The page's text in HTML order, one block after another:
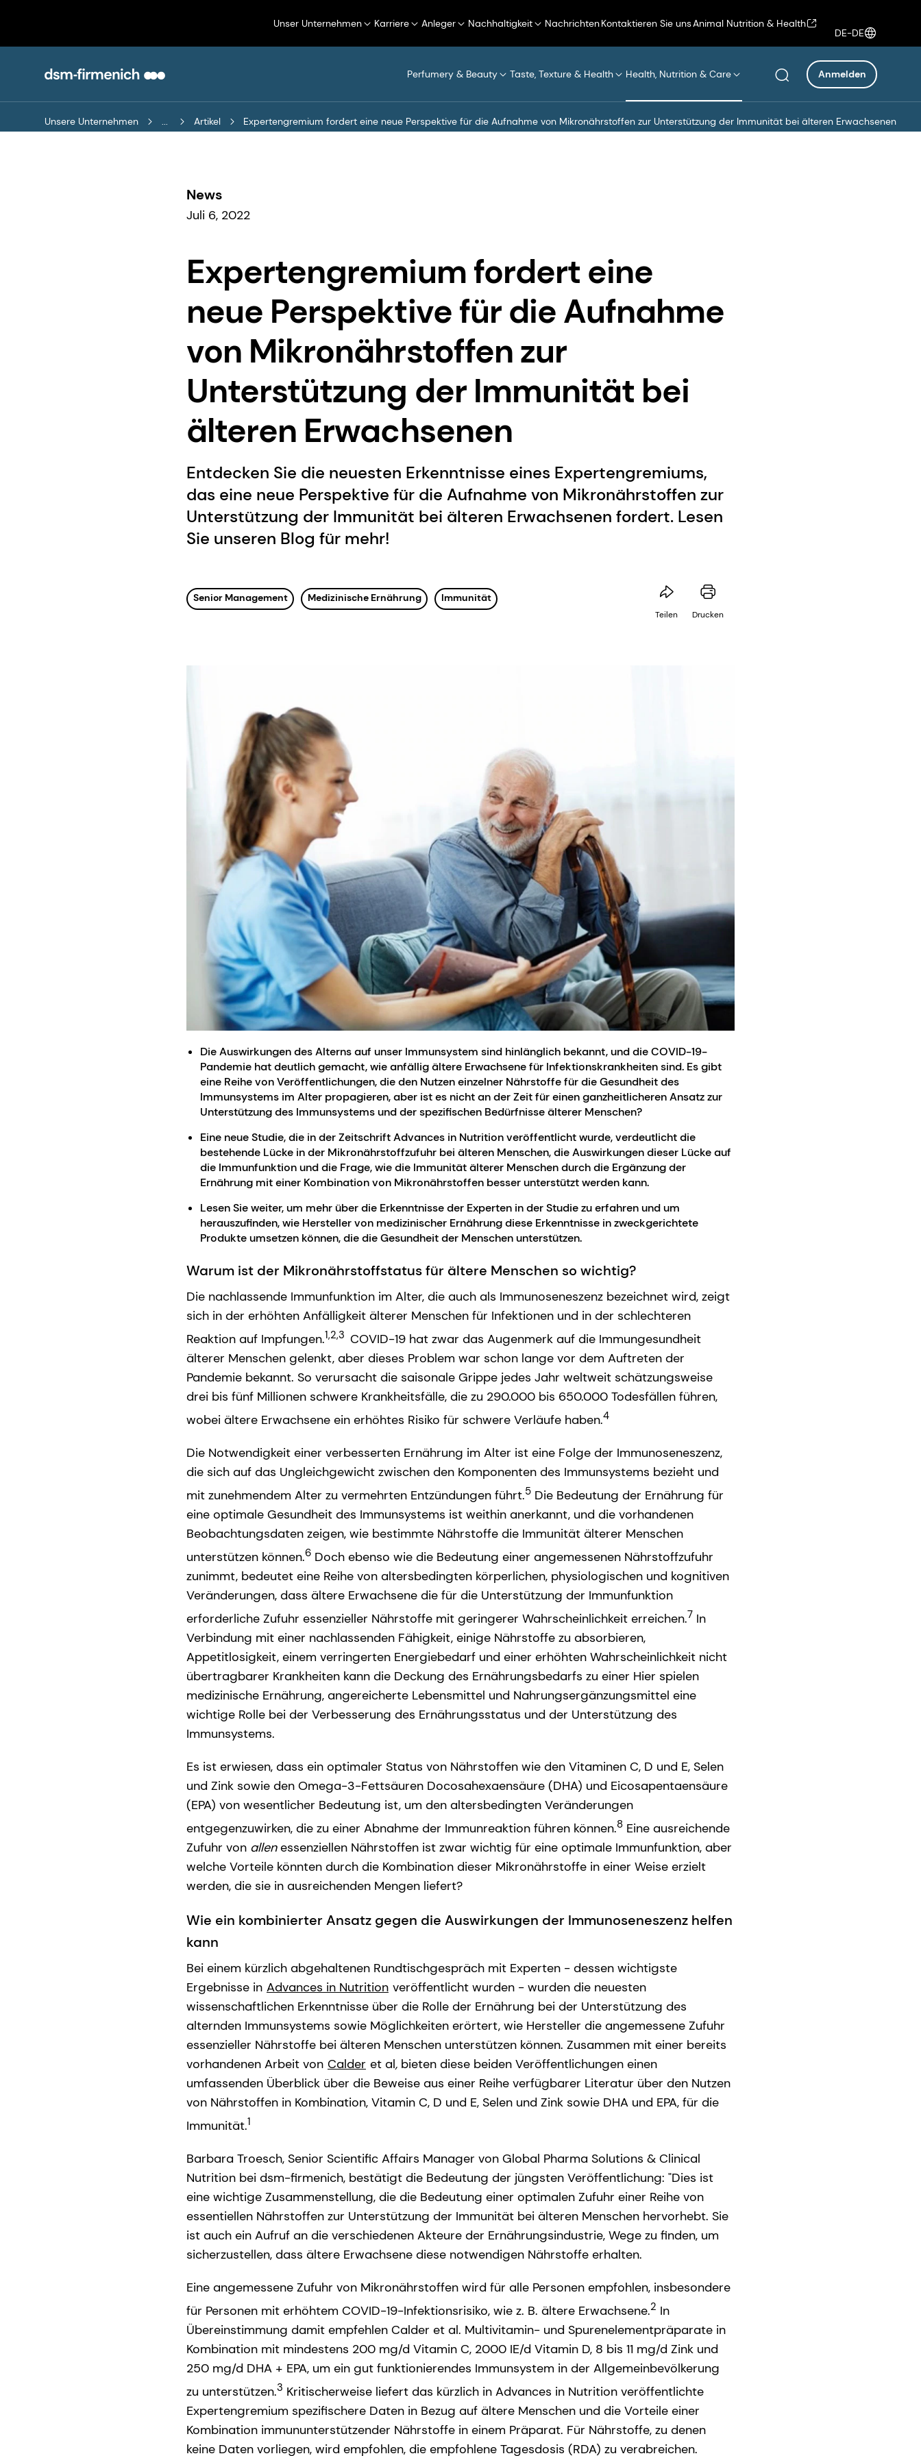
Unser Unternehmen Karriere Anleger Nachhaltigkeit NachrichtenKontaktieren Sie unsAnimal Nutrition & Health
DE-DE
Perfumery & Beauty Taste, Texture & Health Health, Nutrition & Care Anmelden
Unsere Unternehmen ... Artikel Expertengremium fordert eine neue Perspektive für die Aufnahme von Mikronährstoffen zur Unterstützung der Immunität bei älteren Erwachsenen
News
Juli 6, 2022
Expertengremium fordert eine
neue Perspektive für die Aufnahme
von Mikronährstoffen zur
Unterstützung der Immunität bei
älteren Erwachsenen
Entdecken Sie die neuesten Erkenntnisse eines Expertengremiums,
das eine neue Perspektive für die Aufnahme von Mikronährstoffen zur
Unterstützung der Immunität bei älteren Erwachsenen fordert. Lesen
Sie unseren Blog für mehr!
Senior Management Medizinische Ernährung Immunität
Teilen Drucken
Die Auswirkungen des Alterns auf unser Immunsystem sind hinlänglich bekannt, und die COVID-19-
Pandemie hat deutlich gemacht, wie anfällig ältere Erwachsene für Infektionskrankheiten sind. Es gibt
eine Reihe von Veröffentlichungen, die den Nutzen einzelner Nährstoffe für die Gesundheit des
Immunsystems im Alter propagieren, aber ist es nicht an der Zeit für einen ganzheitlicheren Ansatz zur
Unterstützung des Immunsystems und der spezifischen Bedürfnisse älterer Menschen?
Eine neue Studie, die in der Zeitschrift Advances in Nutrition veröffentlicht wurde, verdeutlicht die
bestehende Lücke in der Mikronährstoffzufuhr bei älteren Menschen, die Auswirkungen dieser Lücke auf
die Immunfunktion und die Frage, wie die Immunität älterer Menschen durch die Ergänzung der
Ernährung mit einer Kombination von Mikronährstoffen besser unterstützt werden kann.
Lesen Sie weiter, um mehr über die Erkenntnisse der Experten in der Studie zu erfahren und um
herauszufinden, wie Hersteller von medizinischer Ernährung diese Erkenntnisse in zweckgerichtete
Produkte umsetzen können, die die Gesundheit der Menschen unterstützen.
Warum ist der Mikronährstoffstatus für ältere Menschen so wichtig?
Die nachlassende Immunfunktion im Alter, die auch als Immunoseneszenz bezeichnet wird, zeigt
sich in der erhöhten Anfälligkeit älterer Menschen für Infektionen und in der schlechteren
Reaktion auf Impfungen.1,2,3 COVID-19 hat zwar das Augenmerk auf die Immungesundheit
älterer Menschen gelenkt, aber dieses Problem war schon lange vor dem Auftreten der
Pandemie bekannt. So verursacht die saisonale Grippe jedes Jahr weltweit schätzungsweise
drei bis fünf Millionen schwere Krankheitsfälle, die zu 290.000 bis 650.000 Todesfällen führen,
wobei ältere Erwachsene ein erhöhtes Risiko für schwere Verläufe haben.4
Die Notwendigkeit einer verbesserten Ernährung im Alter ist eine Folge der Immunoseneszenz,
die sich auf das Ungleichgewicht zwischen den Komponenten des Immunsystems bezieht und
mit zunehmendem Alter zu vermehrten Entzündungen führt.5 Die Bedeutung der Ernährung für
eine optimale Gesundheit des Immunsystems ist weithin anerkannt, und die vorhandenen
Beobachtungsdaten zeigen, wie bestimmte Nährstoffe die Immunität älterer Menschen
unterstützen können.6 Doch ebenso wie die Bedeutung einer angemessenen Nährstoffzufuhr
zunimmt, bedeutet eine Reihe von altersbedingten körperlichen, physiologischen und kognitiven
Veränderungen, dass ältere Erwachsene die für die Unterstützung der Immunfunktion
erforderliche Zufuhr essenzieller Nährstoffe mit geringerer Wahrscheinlichkeit erreichen.7 In
Verbindung mit einer nachlassenden Fähigkeit, einige Nährstoffe zu absorbieren,
Appetitlosigkeit, einem verringerten Energiebedarf und einer erhöhten Wahrscheinlichkeit nicht
übertragbarer Krankheiten kann die Deckung des Ernährungsbedarfs zu einer Hier spielen
medizinische Ernährung, angereicherte Lebensmittel und Nahrungsergänzungsmittel eine
wichtige Rolle bei der Verbesserung des Ernährungsstatus und der Unterstützung des
Immunsystems.
Es ist erwiesen, dass ein optimaler Status von Nährstoffen wie den Vitaminen C, D und E, Selen
und Zink sowie den Omega-3-Fettsäuren Docosahexaensäure (DHA) und Eicosapentaensäure
(EPA) von wesentlicher Bedeutung ist, um den altersbedingten Veränderungen
entgegenzuwirken, die zu einer Abnahme der Immunreaktion führen können.8 Eine ausreichende
Zufuhr von allenessenziellen Nährstoffen ist zwar wichtig für eine optimale Immunfunktion, aber
welche Vorteile könnten durch die Kombination dieser Mikronährstoffe in einer Weise erzielt
werden, die sie in ausreichenden Mengen liefert?
Wie ein kombinierter Ansatz gegen die Auswirkungen der Immunoseneszenz helfen
kann
Bei einem kürzlich abgehaltenen Rundtischgespräch mit Experten - dessen wichtigste
Ergebnisse in Advances in Nutrition veröffentlicht wurden - wurden die neuesten
wissenschaftlichen Erkenntnisse über die Rolle der Ernährung bei der Unterstützung des
alternden Immunsystems sowie Möglichkeiten erörtert, wie Hersteller die angemessene Zufuhr
essenzieller Nährstoffe bei älteren Menschen unterstützen können. Zusammen mit einer bereits
vorhandenen Arbeit von Calder et al, bieten diese beiden Veröffentlichungen einen
umfassenden Überblick über die Beweise aus einer Reihe verfügbarer Literatur über den Nutzen
von Nährstoffen in Kombination, Vitamin C, D und E, Selen und Zink sowie DHA und EPA, für die
Immunität.1
Barbara Troesch, Senior Scientific Affairs Manager von Global Pharma Solutions & Clinical
Nutrition bei dsm-firmenich, bestätigt die Bedeutung der jüngsten Veröffentlichung: "Dies ist
eine wichtige Zusammenstellung, die die Bedeutung einer optimalen Zufuhr einer Reihe von
essentiellen Nährstoffen zur Unterstützung der Immunität bei älteren Menschen hervorhebt. Sie
ist auch ein Aufruf an die verschiedenen Akteure der Ernährungsindustrie, Wege zu finden, um
sicherzustellen, dass ältere Erwachsene diese notwendigen Nährstoffe erhalten.
Eine angemessene Zufuhr von Mikronährstoffen wird für alle Personen empfohlen, insbesondere
für Personen mit erhöhtem COVID-19-Infektionsrisiko, wie z. B. ältere Erwachsene.2 In
Übereinstimmung damit empfehlen Calder et al. Multivitamin- und Spurenelementpräparate in
Kombination mit mindestens 200 mg/d Vitamin C, 2000 IE/d Vitamin D, 8 bis 11 mg/d Zink und
250 mg/d DHA + EPA, um ein gut funktionierendes Immunsystem in der Allgemeinbevölkerung
zu unterstützen.3 Kritischerweise liefert das kürzlich in Advances in Nutrition veröffentlichte
Expertengremium spezifischere Daten in Bezug auf ältere Menschen und die Vorteile einer
Kombination immununterstützender Nährstoffe in einem Präparat. Für Nährstoffe, zu denen
keine Daten vorliegen, wird empfohlen, die empfohlene Tagesdosis (RDA) zu verabreichen.